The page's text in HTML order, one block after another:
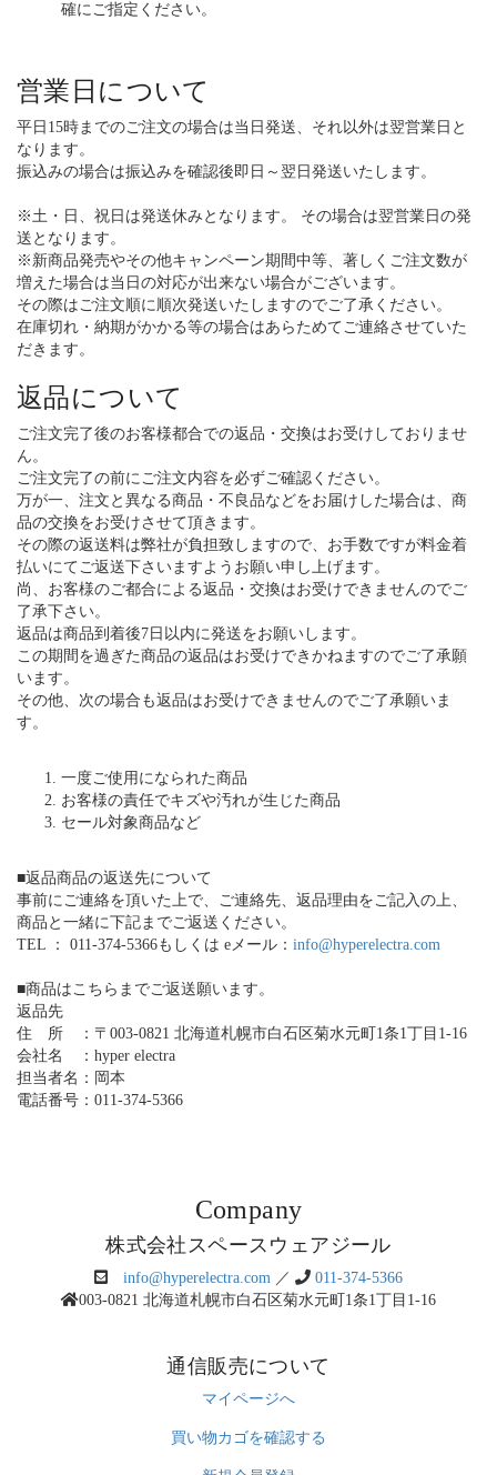
確にご指定ください。
営業日について
平日15時までのご注文の場合は当日発送、それ以外は翌営業日と
なります。
振込みの場合は振込みを確認後即日～翌日発送いたします。
※土・日、祝日は発送休みとなります。 その場合は翌営業日の発
送となります。
※新商品発売やその他キャンペーン期間中等、著しくご注文数が
増えた場合は当日の対応が出来ない場合がございます。
その際はご注文順に順次発送いたしますのでご了承ください。
在庫切れ・納期がかかる等の場合はあらためてご連絡させていた
だきます。
返品について
ご注文完了後のお客様都合での返品・交換はお受けしておりませ
ん。
ご注文完了の前にご注文内容を必ずご確認ください。
万が一、注文と異なる商品・不良品などをお届けした場合は、商
品の交換をお受けさせて頂きます。
その際の返送料は弊社が負担致しますので、お手数ですが料金着
払いにてご返送下さいますようお願い申し上げます。
尚、お客様のご都合による返品・交換はお受けできませんのでご
了承下さい。
返品は商品到着後7日以内に発送をお願いします。
この期間を過ぎた商品の返品はお受けできかねますのでご了承願
います。
その他、次の場合も返品はお受けできませんのでご了承願いま
す。
一度ご使用になられた商品
お客様の責任でキズや汚れが生じた商品
セール対象商品など
■返品商品の返送先について
事前にご連絡を頂いた上で、ご連絡先、返品理由をご記入の上、
商品と一緒に下記までご返送ください。
TEL ： 011-374-5366もしくは eメール： info@hyperelectra.com
■商品はこちらまでご返送願います。
返品先
住 所 ：〒003-0821 北海道札幌市白石区菊水元町1条1丁目1-16
会社名 ：hyper electra
担当者名：岡本
電話番号：011-374-5366
Company
株式会社スペースウェアジール
info@hyperelectra.com ／
011-374-5366
003-0821 北海道札幌市白石区菊水元町1条1丁目1-16
通信販売について
マイページへ
買い物カゴを確認する